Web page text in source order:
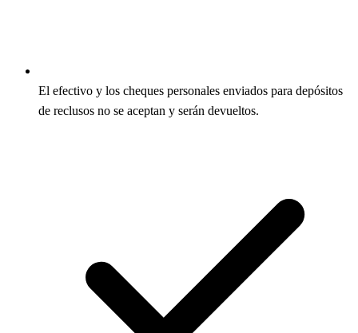
El efectivo y los cheques personales enviados para depósitos
de reclusos no se aceptan y serán devueltos.